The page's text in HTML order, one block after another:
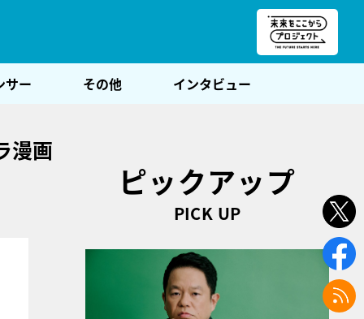
サー その他 インタビュー
漫画
ピックアップ
PICK UP